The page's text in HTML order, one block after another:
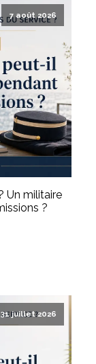
7 août 2026
Un militaire
?
31 juillet 2026